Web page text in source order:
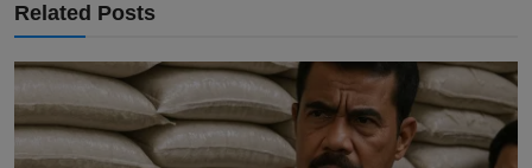
Related Posts